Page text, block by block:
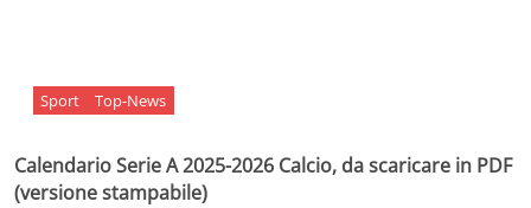
Sport Top-News
Calendario Serie A 2025-2026 Calcio, da scaricare in PDF
(versione stampabile)